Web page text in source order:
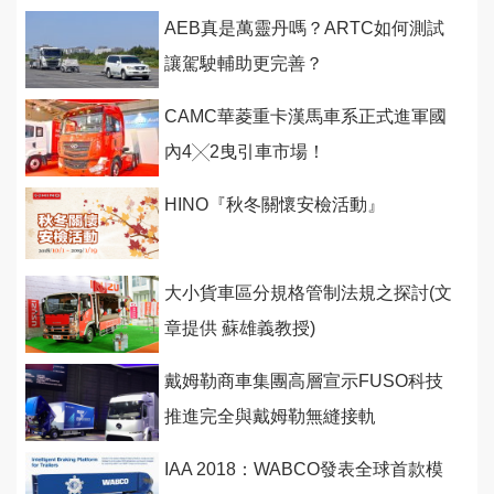
AEB真是萬靈丹嗎？ARTC如何測試
讓駕駛輔助更完善？
CAMC華菱重卡漢馬車系正式進軍國
內4╳2曳引車市場！
HINO『秋冬關懷安檢活動』
大小貨車區分規格管制法規之探討(文
章提供 蘇雄義教授)
戴姆勒商車集團高層宣示FUSO科技
推進完全與戴姆勒無縫接軌
IAA 2018：WABCO發表全球首款模